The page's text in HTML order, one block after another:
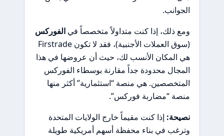
الجوانب.
ومع ذلك، إذا كنت متداولاً متخصصاً فيالفوركس
(سوق العملات الأجنبية)، فقد لا تكون Firstrade
هي المكان الأنسب لك، حيث أن عروضها في هذا
المجال محدودة جداً مقارنة بوسطاء الفوركس
المتخصصين. هي منصة “استثمارية” أكثر منها
منصة “مضاربة فوركس”.
نصيحة: إذا كنت مقيماً خارج الولايات المتحدة
وترغب في بناء محفظة أسهم أمريكية طويلة